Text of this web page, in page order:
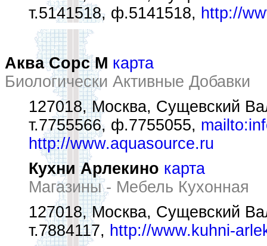
т.5141518, ф.5141518, http://
Аква Сорс М карта
Биологически Активные Добавки
127018, Москва, Сущевский
т.7755566, ф.7755055,
http://www.aquasource.ru
Кухни Арлекино карта
Магазины - Мебель Кухонная
127018, Москва, Сущевский
т.7884117, http://www.kuhni-